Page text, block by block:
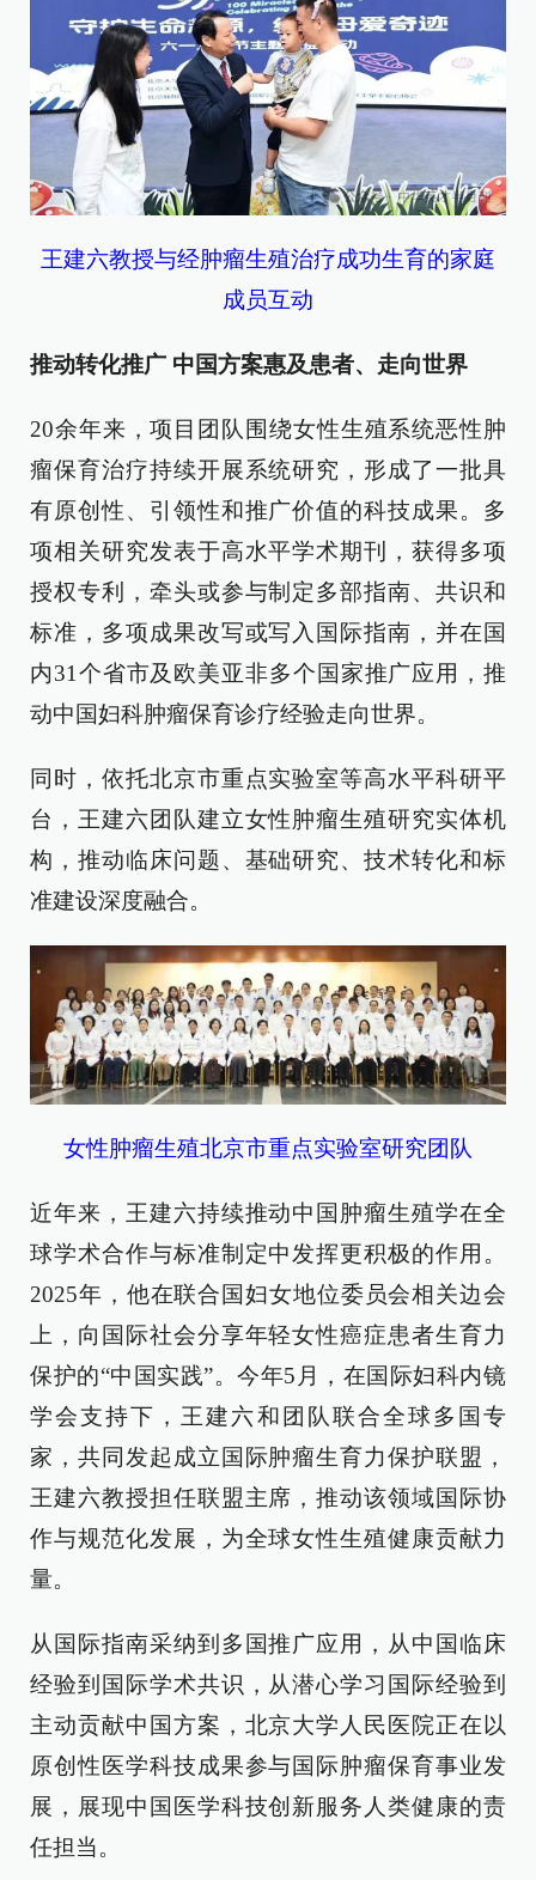
王建六教授与经肿瘤生殖治疗成功生育的家庭
成员互动
推动转化推广 中国方案惠及患者、走向世界
20余年来，项目团队围绕女性生殖系统恶性肿
瘤保育治疗持续开展系统研究，形成了一批具
有原创性、引领性和推广价值的科技成果。多
项相关研究发表于高水平学术期刊，获得多项
授权专利，牵头或参与制定多部指南、共识和
标准，多项成果改写或写入国际指南，并在国
内31个省市及欧美亚非多个国家推广应用，推
动中国妇科肿瘤保育诊疗经验走向世界。
同时，依托北京市重点实验室等高水平科研平
台，王建六团队建立女性肿瘤生殖研究实体机
构，推动临床问题、基础研究、技术转化和标
准建设深度融合。
女性肿瘤生殖北京市重点实验室研究团队
近年来，王建六持续推动中国肿瘤生殖学在全
球学术合作与标准制定中发挥更积极的作用。
2025年，他在联合国妇女地位委员会相关边会
上，向国际社会分享年轻女性癌症患者生育力
保护的“中国实践”。今年5月，在国际妇科内镜
学会支持下，王建六和团队联合全球多国专
家，共同发起成立国际肿瘤生育力保护联盟，
王建六教授担任联盟主席，推动该领域国际协
作与规范化发展，为全球女性生殖健康贡献力
量。
从国际指南采纳到多国推广应用，从中国临床
经验到国际学术共识，从潜心学习国际经验到
主动贡献中国方案，北京大学人民医院正在以
原创性医学科技成果参与国际肿瘤保育事业发
展，展现中国医学科技创新服务人类健康的责
任担当。